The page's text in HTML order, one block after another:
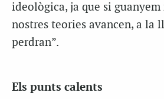
ideològica, ja que si
nostres teories avancen, a la
perdran”.
Els punts calents